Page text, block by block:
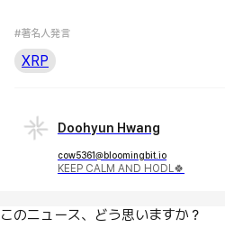
#著名人発言
XRP
Doohyun Hwang
cow5361@bloomingbit.io
KEEP CALM AND HODL🍀
このニュース、どう思いますか？